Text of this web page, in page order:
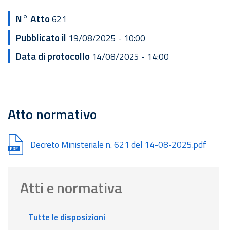
N° Atto621
Pubblicato il 19/08/2025 - 10:00
Data di protocollo 14/08/2025 - 14:00
Atto normativo
Document
Decreto Ministeriale n. 621 del 14-08-2025.pdf
Atti e normativa
Tutte le disposizioni